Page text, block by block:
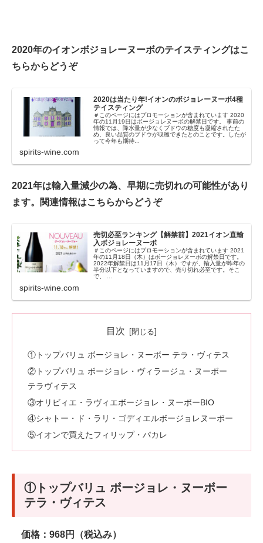
2020年のイオンボジョレーヌーボのテイスティングはこ
ちらからどうぞ
2020は当たり年!イオンのボジョレーヌーボ4種
テイスティング
＃このページにはプロモーションが含まれています 2020
年の11月19日はボージョレヌーボの解禁日です。 事前の
情報では、降水量が少なくブドウの糖度も凝縮されたた
め、良い品質のブドウが収穫できたとのことです。したが
って今年も期待...
spirits-wine.com
2021年は輸入量減少の為、早期に売切れの可能性があり
ます。関連情報はこちらからどうぞ
売切必至ランキング【解禁前】2021イオン直輸
入ボジョレーヌーボ
＃このページにはプロモーションが含まれています 2021
年の11月18日（木）はボージョレヌーボの解禁日です。
2022年解禁日は11月17日（木）ですが、輸入量が昨年の
半分以下となっていますので、売り切れ必至です。そこ
で、 ...
spirits-wine.com
目次
①トップバリュ ボージョレ・ヌーボー テラ・ヴィテス
②トップバリュ ボージョレ・ヴィラージュ・ヌーボー
テラヴィテス
③オリビィエ・ラヴィエボージョレ・ヌーボーBIO
④シャトー・ド・ラリ・ゴディエルボージョレヌーボー
⑤イオンで買えたフィリップ・パカレ
①トップバリュ ボージョレ・ヌーボー
テラ・ヴィテス
価格：968円（税込み）